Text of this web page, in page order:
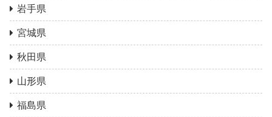
岩手県
宮城県
秋田県
山形県
福島県